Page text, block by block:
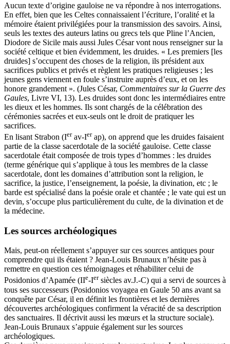
Aucun texte d’origine gauloise ne va répondre à nos interrogations.
En effet, bien que les Celtes connaissaient l’écriture, l’oralité et la
mémoire étaient privilégiées pour la transmission des savoirs. Ainsi,
seuls les textes des auteurs latins ou grecs tels que Pline l’Ancien,
Diodore de Sicile mais aussi Jules César vont nous renseigner sur la
société celtique et bien évidemment, les druides. « Les premiers [les
druides] s’occupent des choses de la religion, ils président aux
sacrifices publics et privés et règlent les pratiques religieuses ; les
jeunes gens viennent en foule s’instruire auprès d’eux, et on les
honore grandement ». (Jules César, Commentaires sur la Guerre des
Gaules, Livre VI, 13). Les druides sont donc les intermédiaires entre
les dieux et les hommes. Ils sont chargés de la célébration des
cérémonies sacrées et eux-seuls ont le droit de pratiquer les
sacrifices.
En lisant Strabon (Ierav-Ierap), on apprend que les druides faisaient
partie de la classe sacerdotale de la société gauloise. Cette classe
sacerdotale était composée de trois types d’hommes : les druides
(terme générique qui s’applique à tous les membres de la classe
sacerdotale, dont les domaines d’attribution sont la religion, le
sacrifice, la justice, l’enseignement, la poésie, la divination, etc ; le
barde est spécialisé dans la poésie orale et chantée ; le vate qui est un
devin, s’occupe plus particulièrement du culte, de la divination et de
la médecine.
Les sources archéologiques
Mais, peut-on réellement s’appuyer sur ces sources antiques pour
comprendre qui ils étaient ? Jean-Louis Brunaux n’hésite pas à
remettre en question ces témoignages et réhabiliter celui de
Posidonios d’Apamée (IIe-Iersiècles av.J.-C) qui a servi de sources à
tous ses successeurs (Posidonios voyagea en Gaule 50 ans avant sa
conquête par César, il en définit les frontières et les dernières
découvertes archéologiques confirment la véracité de sa description
des sanctuaires. Il décrivit aussi les mœurs et la structure sociale).
Jean-Louis Brunaux s’appuie également sur les sources
archéologiques.